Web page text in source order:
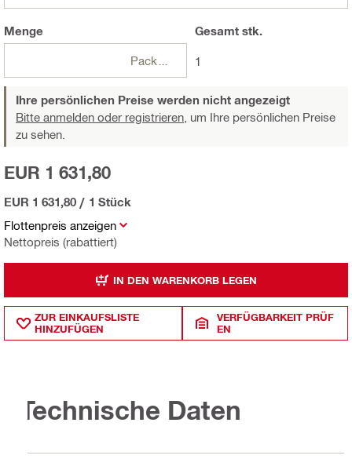
Menge
Packungen
Gesamtstk.
1
Ihre persönlichen Preise werden nicht angezeigt
Bitte anmelden oder registrieren, um Ihre persönlichen Preise
zu sehen.
Flottenpreis anzeigen
Nettopreis (rabattiert)
EUR 1 631,80
EUR 1 631,80 / 1 Stück
IN DEN WARENKORB LEGEN
ZUR EINKAUFSLISTE
HINZUFÜGEN
VERFÜGBARKEIT PRÜF
EN
Technische Daten